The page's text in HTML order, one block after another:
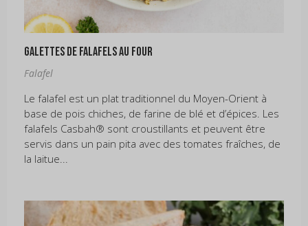
Galettes de falafels au four
Falafel
Le falafel est un plat traditionnel du Moyen-Orient à
base de pois chiches, de farine de blé et d’épices. Les
falafels Casbah® sont croustillants et peuvent être
servis dans un pain pita avec des tomates fraîches, de
la laitue...